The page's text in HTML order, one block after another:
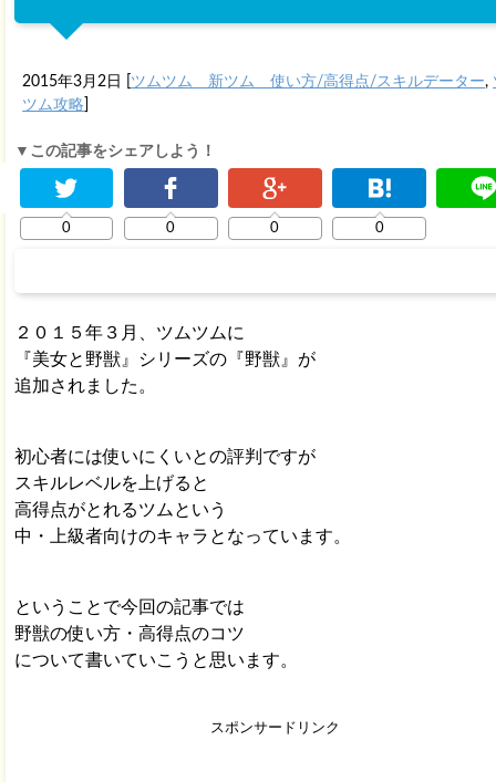
2015年3月2日 ツムツム 新ツム 使い方/高得点/スキルデーター,
ツム攻略
▼この記事をシェアしよう！
0 0 0 0
２０１５年３月、ツムツムに
『美女と野獣』シリーズの『野獣』が
追加されました。
初心者には使いにくいとの評判ですが
スキルレベルを上げると
高得点がとれるツムという
中・上級者向けのキャラとなっています。
ということで今回の記事では
野獣の使い方・高得点のコツ
について書いていこうと思います。
スポンサードリンク